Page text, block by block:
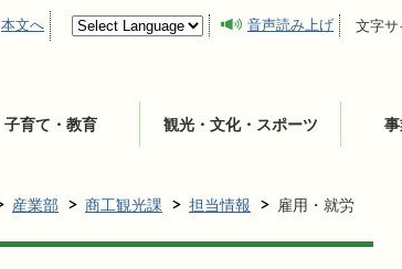
本文へ 音声読み上げ 文字サ
子育て・教育 観光・文化・スポーツ
産業部 商工観光課 担当情報 雇用・就労